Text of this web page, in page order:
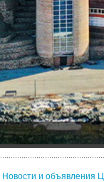
Новости и объявления